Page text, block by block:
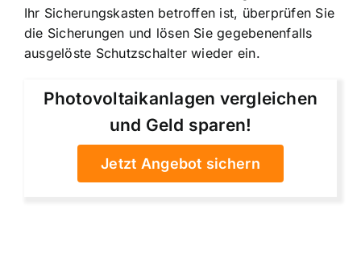
Ihr Sicherungskasten betroffen ist, überprüfen Sie
die Sicherungen und lösen Sie gegebenenfalls
ausgelöste Schutzschalter wieder ein.
Photovoltaikanlagen vergleichen
und Geld sparen!
Jetzt Angebot sichern